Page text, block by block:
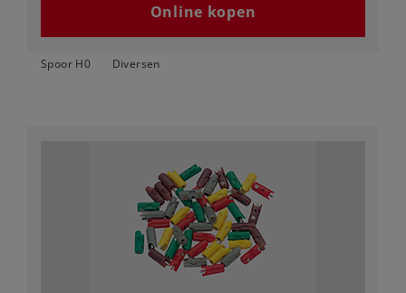
Online kopen
Spoor H0 Diversen